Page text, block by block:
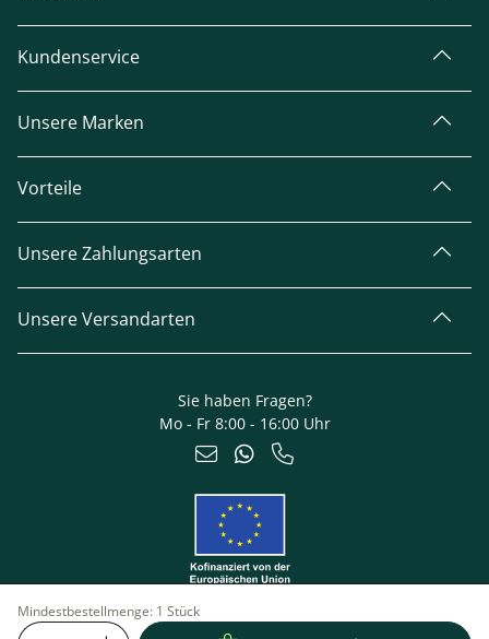
Mindestbestellmenge: 1 Stück
Kundenservice
Unsere Marken
Vorteile
Unsere Zahlungsarten
Unsere Versandarten
Sie haben Fragen?
Mo - Fr 8:00 - 16:00 Uhr